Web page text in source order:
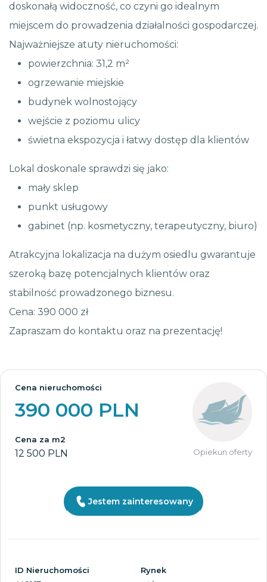
doskonałą widoczność, co czyni go idealnym
miejscem do prowadzenia działalności gospodarczej.
Najważniejsze atuty nieruchomości:
powierzchnia: 31,2 m²
ogrzewanie miejskie
budynek wolnostojący
wejście z poziomu ulicy
świetna ekspozycja i łatwy dostęp dla klientów
Lokal doskonale sprawdzi się jako:
mały sklep
punkt usługowy
gabinet (np. kosmetyczny, terapeutyczny, biuro)
Atrakcyjna lokalizacja na dużym osiedlu gwarantuje
szeroką bazę potencjalnych klientów oraz
stabilność prowadzonego biznesu.
Cena: 390 000 zł
Zapraszam do kontaktu oraz na prezentację!
Cena nieruchomości
390 000 PLN
Cena za m2
12 500 PLN Opiekun oferty
Jestem zainteresowany
ID Nieruchomości
Rynek